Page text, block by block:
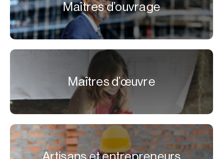
Maîtres d’ouvrage
Maîtres d’œuvre
Artisans et entrepreneurs